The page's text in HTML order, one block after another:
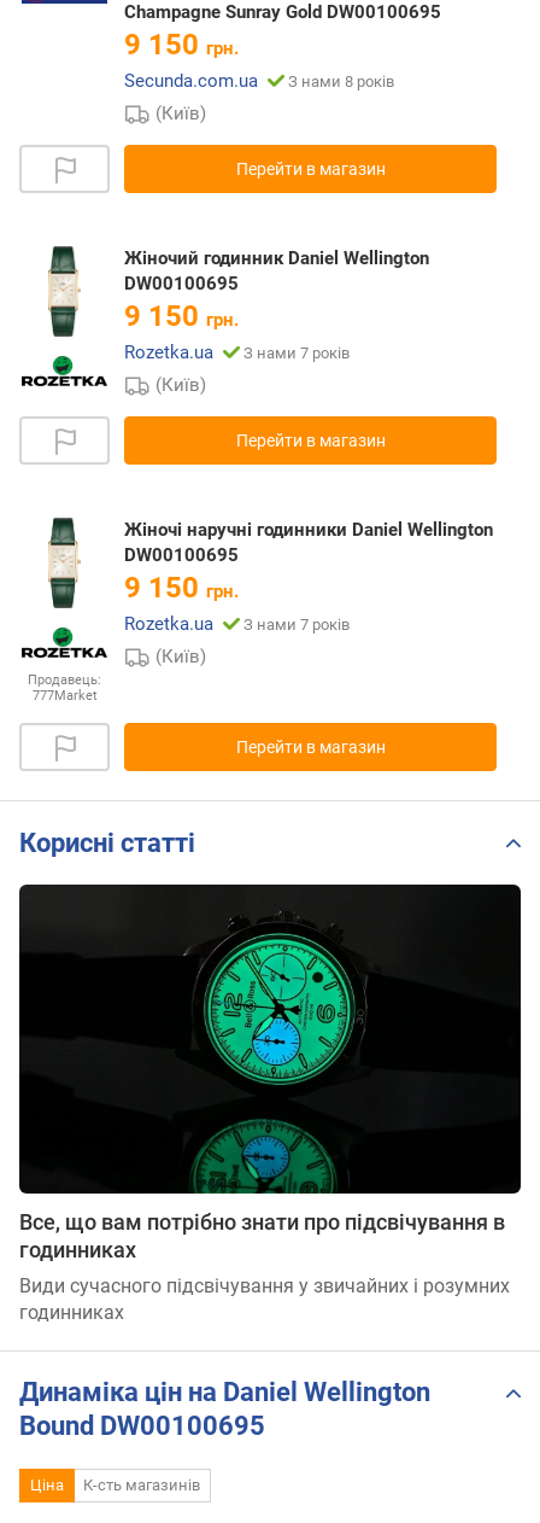
Champagne Sunray Gold DW00100695
9 150 грн.
Secunda.com.ua
З нами 8 років
(Київ)
Перейти в магазин
Жіночий годинник Daniel Wellington
DW00100695
9 150 грн.
Rozetka.ua
З нами 7 років
(Київ)
Перейти в магазин
Продавець:
777Market
Жіночі наручні годинники Daniel Wellington
DW00100695
9 150 грн.
Rozetka.ua
З нами 7 років
(Київ)
Перейти в магазин
Корисні статті
Все, що вам потрібно знати про підсвічування в
годинниках
Види сучасного підсвічування у звичайних і розумних
годинниках
Динаміка цін на Daniel Wellington
Bound DW00100695
Ціна К-сть магазинів